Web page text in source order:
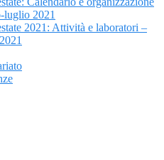
luglio 2021
2021: Attività e laboratori –